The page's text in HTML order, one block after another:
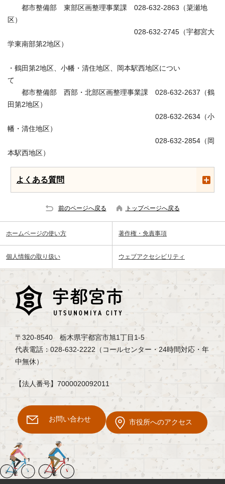
都市整備部 東部区画整理事業課 028-632-2863（簗瀬地
区）
028-632-2745（宇都宮大
学東南部第2地区）
・鶴田第2地区、小幡・清住地区、岡本駅西地区につい
て
都市整備部 西部・北部区画整理事業課 028-632-2637（鶴
田第2地区）
028-632-2634（小
幡・清住地区）
028-632-2854（岡
本駅西地区）
よくある質問
前のページへ戻る トップページへ戻る
ホームページの使い方 著作権・免責事項
個人情報の取り扱い ウェブアクセシビリティ
〒320-8540 栃木県宇都宮市旭1丁目1-5
代表電話：028-632-2222（コールセンター・24時間対応・年
中無休）
【法人番号】7000020092011
お問い合わせ 市役所へのアクセス